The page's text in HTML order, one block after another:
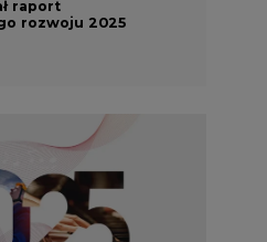
raport
rozwoju 2025